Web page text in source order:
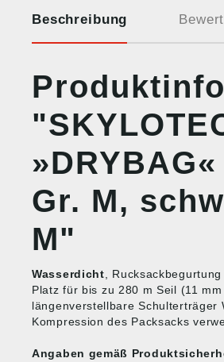
Beschreibung
Gr. M,
M"
Wasserdicht ,
Platz für bis zu 280 m Seil (11
längenverstellbare Schulterträger
Kompression des Packsacks
Angaben gemäß